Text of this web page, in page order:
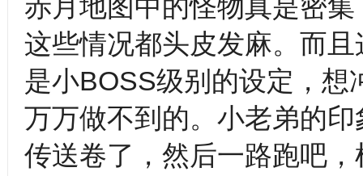
赤月地图中的怪物真是密
这些情况都头皮发麻。而
是小BOSS级别的设定，
万万做不到的。小老弟的
传送卷了，然后一路跑吧